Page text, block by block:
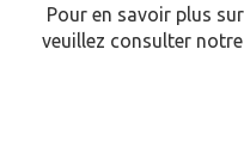
Pour en savoir plus
veuillez consulter notre